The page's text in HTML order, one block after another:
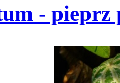
- pieprz